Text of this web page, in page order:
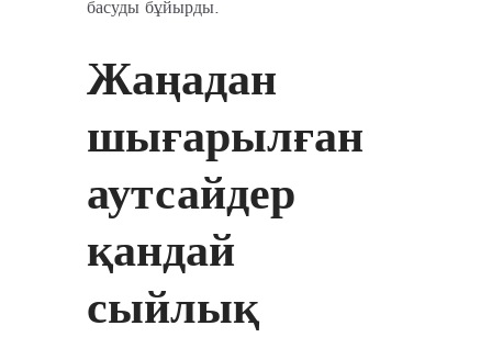
басуды бұйырды.
Жаңадан
шығарылған
аутсайдер
қандай
сыйлық